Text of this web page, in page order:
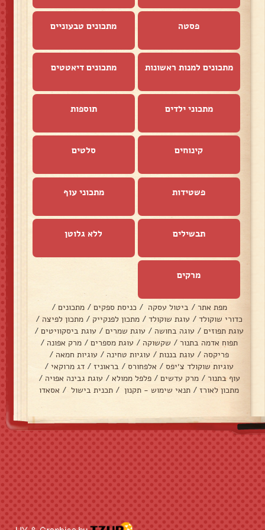
פסטה מתכונים טבעוניים
מתכונים למנות ראשונות מתכונים דיאטטים
מתכוני ילדים תוספות
קינוחים סלטים
פשטידות מתכוני עוף
תבשילים ללא גלוטן
מרקים
מפת אתר / ביטול עסקה / כניסת ספקים / מתכונים /
כדורי שוקולד / עוגת שוקולד / מתכון לפנקייק / מתכון לפיצה /
עוגת תפוזים / עוגה בחושה / עוגת שמרים / עוגת ביסקוויטים /
תפוח אדמה בתנור / שקשוקה / עוגת מספרים / מרק אפונה /
פריקסה / עוגת בננות / עוגיות טחינה / עוגיות חמאה /
עוגיות שוקולד צ׳יפס / אלפחורס / בראוניז / דג מרוקאי /
עוף בתנור / מרק עדשים / פלפל ממולא / עוגת גבינה אפויה /
מתכון לאורז / תנאי שימוש - תקנון / תכנית בישול / אסאדו